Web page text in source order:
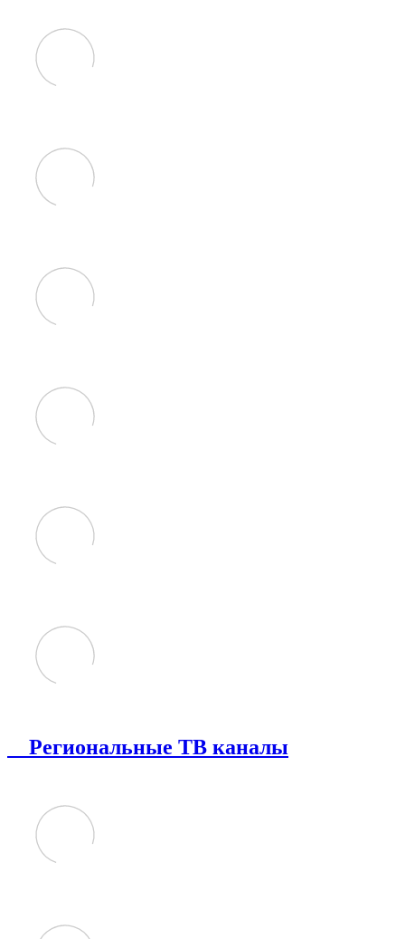
Региональные ТВ каналы